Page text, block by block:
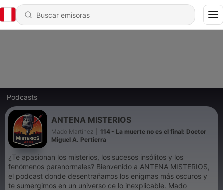
Podcasts
ANTENA MISTERIOS
Mado Martínez
114 - La muerte no es el final: Doctor
Miguel A. Pertierra
¿Te apasionan los misterios, los sucesos insólitos y los
fenómenos paranormales? Bienvenido a ANTENA MISTERIOS,
el podcast donde desentrañamos los enigmas más oscuros y
te sumergimos en un universo de lo inexplicable. Mado